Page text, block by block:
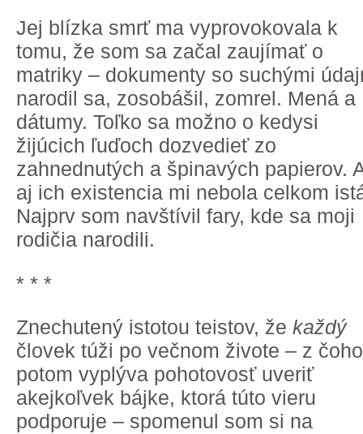
Jej blízka smrť ma vyprovokovala k
tomu, že som sa začal zaujímať o
matriky – dokumenty so suchými
narodil sa, zosobášil, zomrel. Mená a
dátumy. Toľko sa možno o kedysi
žijúcich ľuďoch dozvedieť zo
zahnednutých a špinavých papierov.
aj ich existencia mi nebola celkom
Najprv som navštívil fary, kde sa moji
rodičia narodili.
* * *
Znechutený istotou teistov, že každý
človek túži po večnom živote – z čoho
potom vyplýva pohotovosť uveriť
akejkoľvek bájke, ktorá túto vieru
podporuje – spomenul som si na